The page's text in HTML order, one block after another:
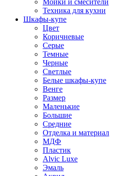
Мойки и смесители
Техника для кухни
Шкафы-купе
Цвет
Коричневые
Серые
Темные
Черные
Светлые
Белые шкафы-купе
Венге
Размер
Маленькие
Большие
Средние
Отделка и материал
МДФ
Пластик
Alvic Luxe
Эмаль